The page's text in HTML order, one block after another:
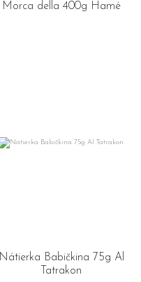
Morca della 400g Hamé
Nátierka Babičkina 75g Al
Tatrakon